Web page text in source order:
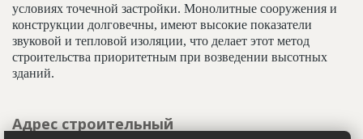
условиях точечной застройки. Монолитные сооружения и
конструкции долговечны, имеют высокие показатели
звуковой и тепловой изоляции, что делает этот метод
строительства приоритетным при возведении высотных
зданий.
Адрес строительный